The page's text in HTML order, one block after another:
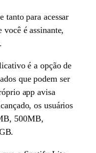
tanto para acessar
é assinante,
é a opção de
que podem ser
app avisa
os usuários
500MB,